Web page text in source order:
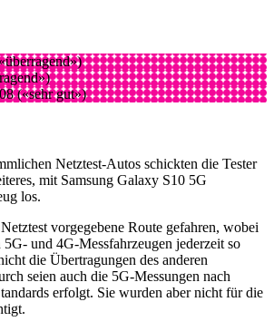
(«sehr gut»)
Netztest-Autos schickten die Tester
mit Samsung Galaxy S10 5G
los.
vorgegebene Route gefahren, wobei
und 4G-Messfahrzeugen jederzeit so
die Übertragungen des anderen
seien auch die 5G-Messungen nach
erfolgt. Sie wurden aber nicht für die